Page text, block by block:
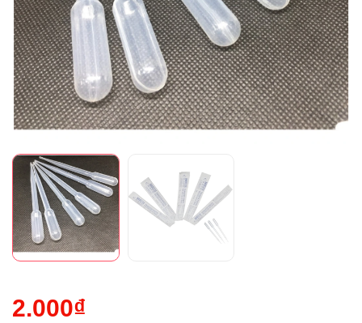
2.000₫
Mã giảm giá:
Ngày hết hạn:
Điều kiện: